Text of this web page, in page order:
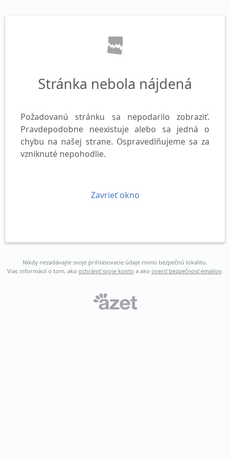
Stránka nebola nájdená
Požadovanú stránku sa nepodarilo zobraziť.
Pravdepodobne neexistuje alebo sa jedná o
chybu na našej strane. Ospravedlňujeme sa za
vzniknuté nepohodlie.
Zavrieť okno
Nikdy nezadávajte svoje prihlasovacie údaje mimo bezpečnú lokalitu.
Viac informácií o tom, ako ochrániť svoje konto a ako overiť bezpečnosť emailov.